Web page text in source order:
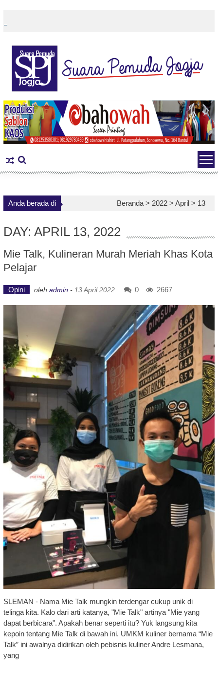
content
Anda berada di Beranda > 2022 >April > 13
DAY: APRIL 13, 2022
Mie Talk, Kulineran Murah Meriah Khas Kota
Pelajar
Opini oleh admin - 13 April 2022 0 2667
SLEMAN - Nama Mie Talk mungkin terdengar cukup unik di
telinga kita. Kalo dari arti katanya, "Mie Talk" artinya "Mie yang
dapat berbicara". Apakah benar seperti itu? Yuk langsung kita
kepoin tentang Mie Talk di bawah ini. UMKM kuliner bernama “Mie
Talk” ini awalnya didirikan oleh pebisnis kuliner Andre Lesmana,
yang